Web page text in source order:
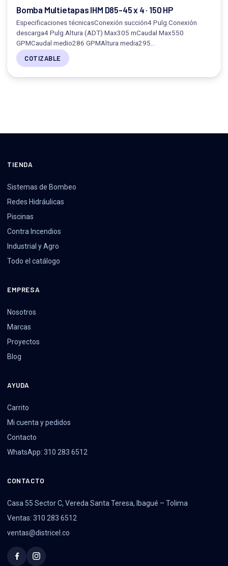
Bomba Multietapas IHM D85-45 x 4 · 150 HP
Especificaciones técnicasConexión succión4 Pulg.Conexión
descarga4 Pulg.Altura (ADT) Max305 mCaudal Max550
GPMCaudal medio286 GPMAltura media295…
COTIZABLE
TIENDA
Sistemas de Bombeo
Redes Hidráulicas
Piscinas
Contra Incendios
Industrial y Agro
Todo el catálogo
EMPRESA
Nosotros
Marcas
Proyectos
Blog
AYUDA
Carrito
Mi cuenta y pedidos
Contacto
WhatsApp: 310 283 6512
CONTACTO
Casa 55 Sector C, Vereda Santa Teresa, Ibagué – Tolima
Ventas: 310 283 6512
ventas@districel.co